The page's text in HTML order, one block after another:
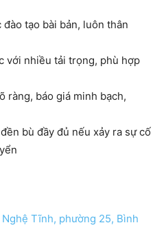
tạo bài bản, luôn thân
với nhiều tải trọng, phù hợp
ràng, báo giá minh bạch,
bù đầy đủ nếu xảy ra sự cố
Tĩnh, phường 25, Bình